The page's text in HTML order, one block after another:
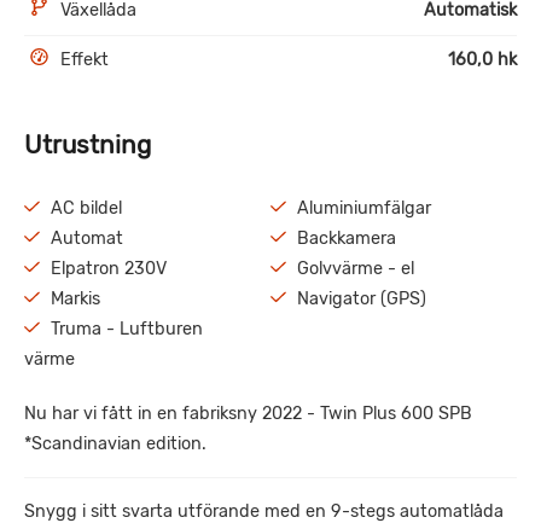
Växellåda Automatisk
Effekt 160,0 hk
Utrustning
AC bildel
Aluminiumfälgar
Automat
Backkamera
Elpatron 230V
Golvvärme - el
Markis
Navigator (GPS)
Truma - Luftburen
värme
Nu har vi fått in en fabriksny 2022 - Twin Plus 600 SPB
*Scandinavian edition.
Snygg i sitt svarta utförande med en 9-stegs automatlåda